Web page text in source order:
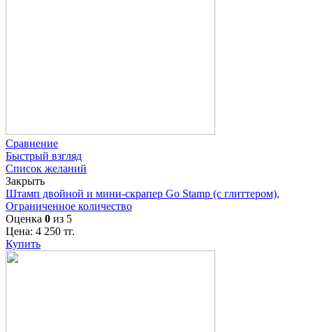
Сравнение
Быстрый взгляд
Список желаний
Закрыть
Штамп двойной и мини-скрапер Go Stamp (с глиттером),
Ограниченное количество
Оценка 0 из 5
Цена: 4 250 тг.
Купить